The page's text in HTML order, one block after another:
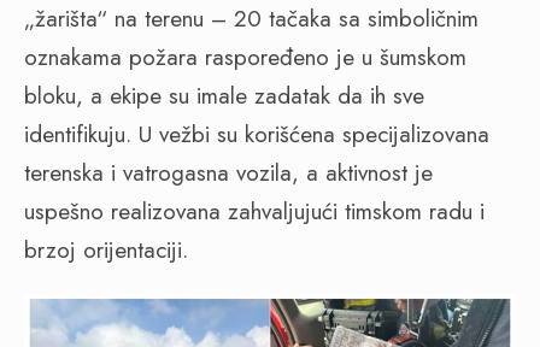
„žarišta“ na terenu – 20 tačaka sa simboličnim
oznakama požara raspoređeno je u šumskom
bloku, a ekipe su imale zadatak da ih sve
identifikuju. U vežbi su korišćena specijalizovana
terenska i vatrogasna vozila, a aktivnost je
uspešno realizovana zahvaljujući timskom radu i
brzoj orijentaciji.